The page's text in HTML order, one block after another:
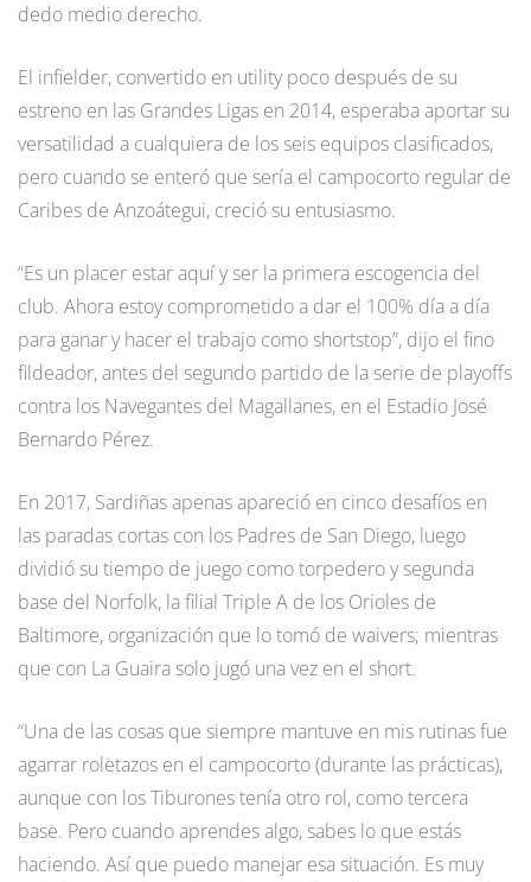
dedo medio derecho.
El infielder, convertido en utility poco después de su
estreno en las Grandes Ligas en 2014, esperaba aportar su
versatilidad a cualquiera de los seis equipos clasificados,
pero cuando se enteró que sería el campocorto regular de
Caribes de Anzoátegui, creció su entusiasmo.
“Es un placer estar aquí y ser la primera escogencia del
club. Ahora estoy comprometido a dar el 100% día a día
para ganar y hacer el trabajo como shortstop”, dijo el fino
fildeador, antes del segundo partido de la serie de playoffs
contra los Navegantes del Magallanes, en el Estadio José
Bernardo Pérez.
En 2017, Sardiñas apenas apareció en cinco desafíos en
las paradas cortas con los Padres de San Diego, luego
dividió su tiempo de juego como torpedero y segunda
base del Norfolk, la filial Triple A de los Orioles de
Baltimore, organización que lo tomó de waivers; mientras
que con La Guaira solo jugó una vez en el short.
“Una de las cosas que siempre mantuve en mis rutinas fue
agarrar roletazos en el campocorto (durante las prácticas),
aunque con los Tiburones tenía otro rol, como tercera
base. Pero cuando aprendes algo, sabes lo que estás
haciendo. Así que puedo manejar esa situación. Es muy